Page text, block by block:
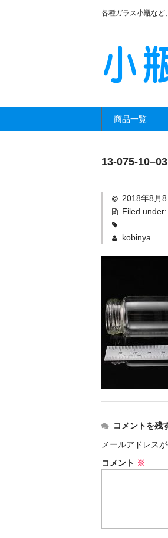
各種ガラス小瓶など
商品一覧
13-075-10–03
2018年8月8
Filed under:
kobinya
コメントを残
メールアドレス
コメント ※